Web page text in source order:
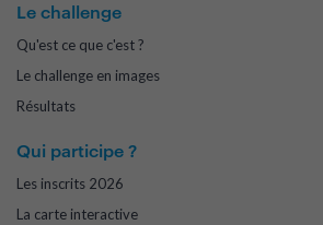
Le challenge
Qu'est ce que c'est ?
Le challenge en images
Résultats
Qui participe ?
Les inscrits 2026
La carte interactive